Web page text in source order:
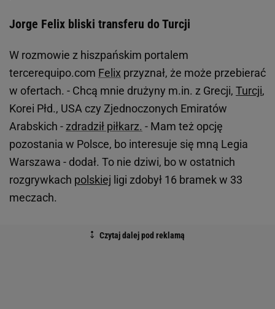
Jorge Felix bliski transferu do Turcji
W rozmowie z hiszpańskim portalem
tercerequipo.com Felix przyznał, że może przebierać
w ofertach. - Chcą mnie drużyny m.in. z Grecji, Turcji,
Korei Płd., USA czy Zjednoczonych Emiratów
Arabskich - zdradził piłkarz. - Mam też opcję
pozostania w Polsce, bo interesuje się mną Legia
Warszawa - dodał. To nie dziwi, bo w ostatnich
rozgrywkach polskiej ligi zdobył 16 bramek w 33
meczach.